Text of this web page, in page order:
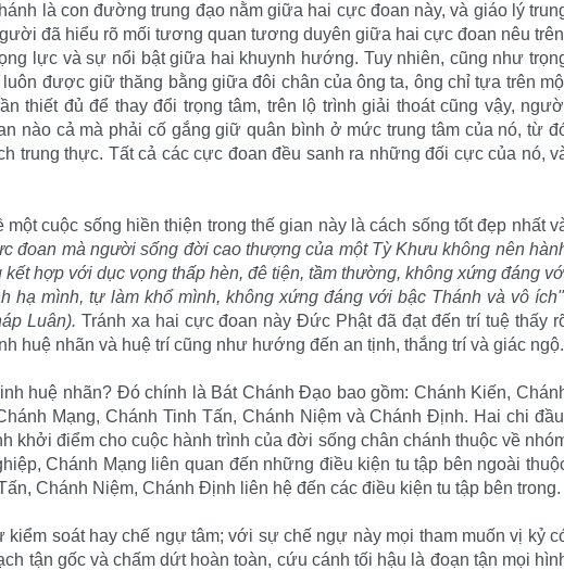
là con đường trung đạo nằm giữa hai cực đoan này, và giáo lý
đã hiểu rõ mối tương quan tương duyên giữa hai cực đoan nêu
lực và sự nổi bật giữa hai khuynh hướng. Tuy nhiên, cũng như
được giữ thăng bằng giữa đôi chân của ông ta, ông chỉ tựa trên
thiết đủ để thay đổi trọng tâm, trên lộ trình giải thoát cũng vậy,
nào cả mà phải cố gắng giữ quân bình ở mức trung tâm của nó, từ
trung thực. Tất cả các cực đoan đều sanh ra những đối cực của nó,
cuộc sống hiền thiện trong thế gian này là cách sống tốt đẹp nhất
đoan mà người sống đời cao thượng của một Tỳ Khưu không nên
hợp với dục vọng thấp hèn, đê tiện, tầm thường, không xứng đáng
hạ mình, tự làm khổ mình, không xứng đáng với bậc Thánh và vô
Luân). Tránh xa hai cực đoan này Ðức Phật đã đạt đến trí tuệ thấy
huệ nhãn và huệ trí cũng như hướng đến an tịnh, thắng trí và giác ngộ.
huệ nhãn? Ðó chính là Bát Chánh Ðạo bao gồm: Chánh Kiến,
Mạng, Chánh Tinh Tấn, Chánh Niệm và Chánh Ðịnh. Hai chi
khởi điểm cho cuộc hành trình của đời sống chân chánh thuộc về
Chánh Mạng liên quan đến những điều kiện tu tập bên ngoài
Chánh Niệm, Chánh Ðịnh liên hệ đến các điều kiện tu tập bên trong.
soát hay chế ngự tâm; với sự chế ngự này mọi tham muốn vị kỷ
tận gốc và chấm dứt hoàn toàn, cứu cánh tối hậu là đoạn tận mọi